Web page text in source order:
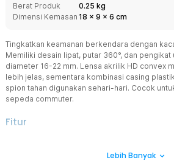
Berat Produk
0.25 kg
Dimensi Kemasan 18 x 9 x 6 cm
Tingkatkan keamanan berkendara dengan
Memiliki desain lipat, putar 360°, dan pengikat
diameter 16-22 mm. Lensa akrilik HD convex
lebih jelas, sementara kombinasi casing
spion tahan digunakan sehari-hari. Cocok
sepeda commuter.
Fitur
Kaca spion sepeda ini didesain berbentuk
Lebih Banyak